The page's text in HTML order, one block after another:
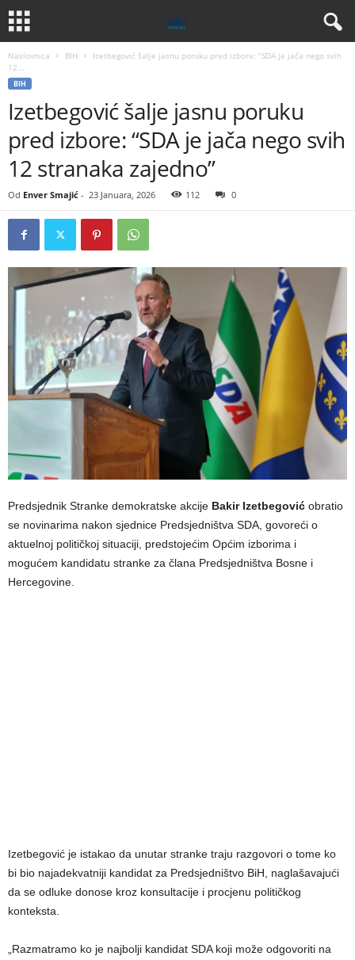
Naslovnica BIH
Izetbegović šalje jasnu poruku pred izbore: “SDA je jača nego svih
12...
BIH
Izetbegović šalje jasnu poruku
pred izbore: “SDA je jača nego svih
12 stranaka zajedno”
Od Enver Smajić - 23 Januara, 2026 112 0
Predsjednik Stranke demokratske akcije Bakir Izetbegović obratio
se novinarima nakon sjednice Predsjedništva SDA, govoreći o
aktuelnoj političkoj situaciji, predstojećim Općim izborima i
mogućem kandidatu stranke za člana Predsjedništva Bosne i
Hercegovine.
Izetbegović je istakao da unutar stranke traju razgovori o tome ko
bi bio najadekvatniji kandidat za Predsjedništvo BiH, naglašavajući
da se odluke donose kroz konsultacije i procjenu političkog
konteksta.
„Razmatramo ko je najbolji kandidat SDA koji može odgovoriti na